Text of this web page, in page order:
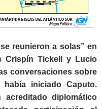
reunieron a solas” en
Crispín Tickell y Lucio
conversaciones sobre
iniciado Caputo.
acreditado diplomático